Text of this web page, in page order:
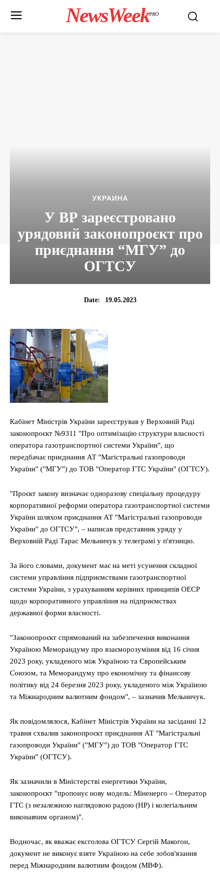
NewsWeekPRO
УКРАИНА
У ВР зареєстровано
урядовий законопроєкт про
приєднання “МГУ” до
ОГТСУ
Date: 19.05.2023
Кабінет Міністрів України зареєстрував у Верховній Раді
законопроєкт №9311 "Про оптимізацію структури власності
оператора газотранспортної системи України", що
передбачає приєднання АТ "Магістральні газопроводи
України" ("МГУ") до ТОВ "Оператор ГТС України" (ОГТСУ).
"Проєкт закону визначає одноразову спеціальну процедуру
корпоративної реформи оператора газотранспортної системи
України шляхом приєднання АТ "Магістральні газопроводи
України" до ОГТСУ", – написав представник уряду у
Верховній Раді Тарас Мельничук у телеграмі у п'ятницю.
За його словами, документ має на меті усунення складної
системи управління підприємствами газотранспортної
системи України, з урахуванням керівних принципів ОЕСР
щодо корпоративного управління на підприємствах
державної форми власності.
"Законопроєкт спрямований на забезпечення виконання
Україною Меморандуму про взаєморозуміння від 16 січня
2023 року, укладеного між Україною та Європейським
Союзом, та Меморандуму про економічну та фінансову
політику від 24 березня 2023 року, укладеного між Україною
та Міжнародним валютним фондом", – зазначив Мельничук.
Як повідомлялося, Кабінет Міністрів України на засіданні 12
травня схвалив законопроєкт приєднання АТ "Магістральні
газопроводи України" ("МГУ") до ТОВ "Оператор ГТС
України" (ОГТСУ).
Як зазначили в Міністерстві енергетики України,
законопроєкт "пропонує нову модель: Міненерго – Оператор
ГТС (з незалежною наглядовою радою (НР) і колегіальним
виконавчим органом)".
Водночас, як вважає ексголова ОГТСУ Сергій Макогон,
документ не виконує взяте Україною на себе зобов'язання
перед Міжнародним валютним фондом (МВФ).